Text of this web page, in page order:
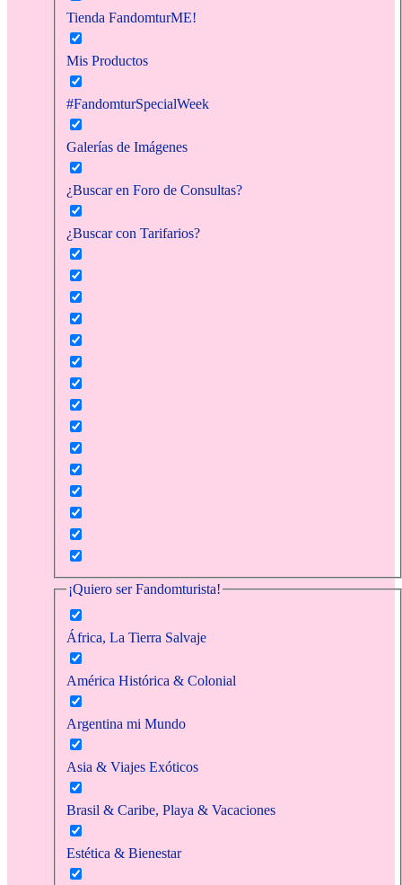
Tienda FandomturME!
Mis Productos
#FandomturSpecialWeek
Galerías de Imágenes
¿Buscar en Foro de Consultas?
¿Buscar con Tarifarios?
¡Quiero ser Fandomturista!
África, La Tierra Salvaje
América Histórica & Colonial
Argentina mi Mundo
Asia & Viajes Exóticos
Brasil & Caribe, Playa & Vacaciones
Estética & Bienestar